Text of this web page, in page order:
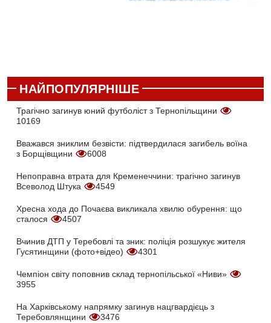
НАЙПОПУЛЯРНІШЕ
Трагічно загинув юний футболіст з Тернопільщини
10169
Вважався зниклим безвісти: підтвердилася загибель воїна
з Борщівщини
6008
Непоправна втрата для Кременеччини: трагічно загинув
Всеволод Штука
4549
Хресна хода до Почаєва викликала хвилю обурення: що
сталося
4507
Вчинив ДТП у Теребовлі та зник: поліція розшукує жителя
Гусятинщини (фото+відео)
4301
Чемпіон світу поповнив склад тернопільської «Ниви»
3955
На Харківському напрямку загинув нацгвардієць з
Теребовлянщини
3476